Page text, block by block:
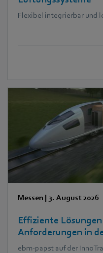
Flexibel integrierbar und
Messen | 3. August 2026
Effiziente
Anforderungen in
ebm‑papst auf der